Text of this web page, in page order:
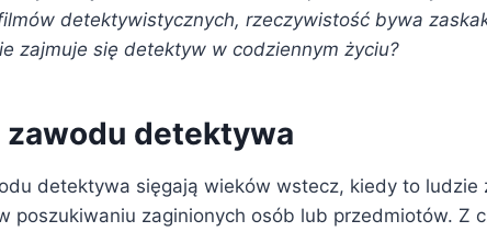
detektywistycznych, rzeczywistość bywa
zajmuje się detektyw w codziennym życiu?
detektywa
detektywa sięgają wieków wstecz, kiedy to ludzie
poszukiwaniu zaginionych osób lub przedmiotów. Z